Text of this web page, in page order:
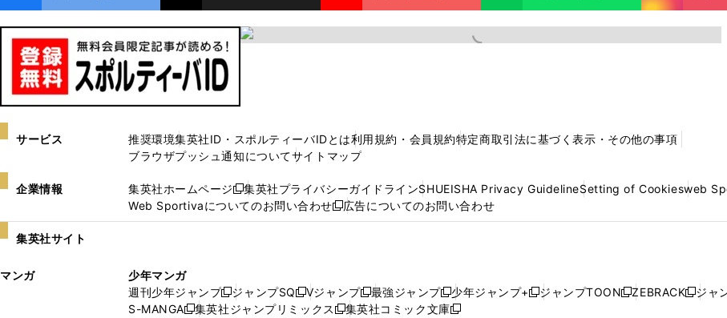
サービス 推奨環境集英社ID・スポルティーバIDとは利用規約・会員規約特定商取引法に基づく表示・その他の事項
ブラウザプッシュ通知についてサイトマップ
企業情報 集英社ホームページ
新
し
い
ド
ウ
集英社プライバシーガイドラインSHUEISHA Privacy GuidelineSetting of Cookiesweb
Web Sportivaについてのお問い合わせ
新
し
ン
ド
広告についてのお問い合わせ
集英社サイト
マンガ
少年マンガ
週刊少年ジャンプ
新
し
ジャンプSQ
新
し
Vジャンプ
新
し
最強ジャンプ
新
し
少年ジャンプ+
新
ジャンプTOON
新
ZEBRACK
新
ジャ
S-MANGA
新 集英社ジャンプリミックス
新 集英社コミック文庫
新